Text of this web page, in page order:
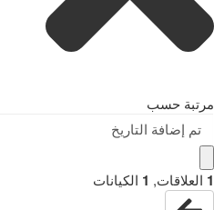
مرتبة حسب
تم إضافة التاريخ
1 العلاقات,
1 الكيانات